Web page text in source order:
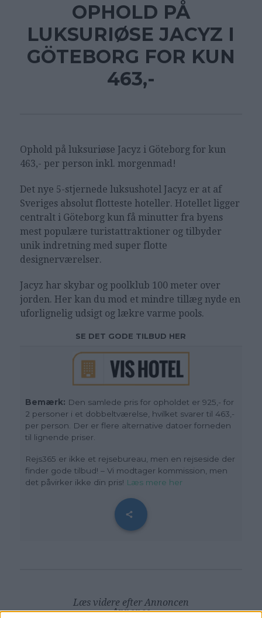
OPHOLD PÅ
LUKSURIØSE JACYZ I
GÖTEBORG FOR KUN
463,-
Ophold på luksuriøse Jacyz i Göteborg for kun
463,- per person inkl. morgenmad!
Det nye 5-stjernede luksushotel Jacyz er at af
Sveriges absolut flotteste hoteller. Hotellet ligger
centralt i Göteborg kun få minutter fra byens
mest populære turistattraktioner og tilbyder
unik indretning med super flotte
designerværelser.
Jacyz har skybar og poolklub 100 meter over
jorden. Her kan du mod et mindre tillæg nyde en
uforlignelig udsigt og lækre varme pools.
SE DET GODE TILBUD HER
Bemærk: Den samlede pris for opholdet er 925,- for
2 personer i et dobbeltværelse, hvilket svarer til 463,-
per person. Der er flere alternative datoer forneden
til lignende priser.
Rejs365 er ikke et rejsebureau, men en rejseside der
finder gode tilbud! – Vi modtager kommission, men
det påvirker ikke din pris! Læs mere her
Læs videre efter Annoncen
Annonce